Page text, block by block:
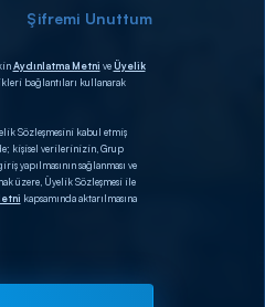
Şifremi Unuttum
Aydınlatma Metni veÜyelik
bağlantıları kullanarak
Sözleşmesini kabul etmiş
kişisel verilerinizin, Grup
yapılmasının sağlanması ve
üzere, Üyelik Sözleşmesi ile
kapsamında aktarılmasına